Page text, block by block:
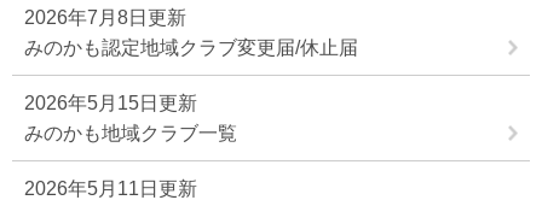
2026年7月8日更新
みのかも認定地域クラブ変更届/休止届
2026年5月15日更新
みのかも地域クラブ一覧
2026年5月11日更新